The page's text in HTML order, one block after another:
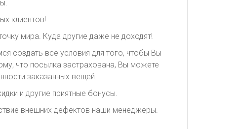
клиентов!
мира. Куда другие даже не доходят!
создать все условия для того, чтобы Вы
что посылка застрахована, Вы можете
заказанных вещей.
и другие приятные бонусы.
внешних дефектов наши менеджеры.